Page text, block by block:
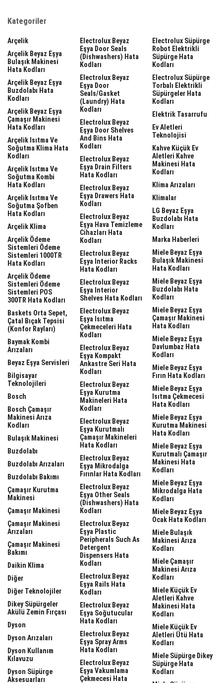
Kategoriler
Arçelik
Arçelik Beyaz Eşya
Bulaşık Makinesi
Hata Kodları
Arçelik Beyaz Eşya
Buzdolabı Hata
Kodları
Arçelik Beyaz Eşya
Çamaşır Makinesi
Hata Kodları
Arçelik Isıtma Ve
Soğutma Klima Hata
Kodları
Arçelik Isıtma Ve
Soğutma Kombi
Hata Kodları
Arçelik Isıtma Ve
Soğutma Şofben
Hata Kodları
Arçelik Klima
Arçelik Ödeme
Sistemleri Ödeme
Sistemleri 1000TR
Hata Kodları
Arçelik Ödeme
Sistemleri Ödeme
Sistemleri POS
300TR Hata Kodları
Baskets Orta Sepet,
Çatal Bıçak Tepsisi
(Konfor Rayları)
Baymak Kombi
Arızaları
Beyaz Eşya Servisleri
Bilgisayar
Teknolojileri
Bosch
Bosch Çamaşır
Makinesi Arıza
Kodları
Bulaşık Makinesi
Buzdolabı
Buzdolabı Arızaları
Buzdolabı Bakımı
Çamaşır Kurutma
Makinesi
Çamaşır Makinesi
Çamaşır Makinesi
Arızaları
Çamaşır Makinesi
Bakımı
Daikin Klima
Diğer
Diğer Teknolojiler
Dikey Süpürgeler
Akülü Zemin Fırçası
Dyson
Dyson Arızaları
Dyson Kullanım
Kılavuzu
Dyson Süpürge
Aksesuarları
Electrolux Beyaz
Eşya Door Seals
(dishwashers) Hata
Kodları
Electrolux Beyaz
Eşya Door
Seals/gasket
(laundry) Hata
Kodları
Electrolux Beyaz
Eşya Door Shelves
And Bins Hata
Kodları
Electrolux Beyaz
Eşya Drain Filters
Hata Kodları
Electrolux Beyaz
Eşya Drawers Hata
Kodları
Electrolux Beyaz
Eşya Hava Temizleme
Cihazları Hata
Kodları
Electrolux Beyaz
Eşya Interior Racks
Hata Kodları
Electrolux Beyaz
Eşya Interior
Shelves Hata Kodları
Electrolux Beyaz
Eşya Isıtma
Çekmeceleri Hata
Kodları
Electrolux Beyaz
Eşya Kompakt
Ankastre Seri Hata
Kodları
Electrolux Beyaz
Eşya Kurutma
Makineleri Hata
Kodları
Electrolux Beyaz
Eşya Kurutmalı
Çamaşır Makineleri
Hata Kodları
Electrolux Beyaz
Eşya Mikrodalga
Fırınlar Hata Kodları
Electrolux Beyaz
Eşya Other Seals
(dishwashers) Hata
Kodları
Electrolux Beyaz
Eşya Plastic
Peripherals Such As
Detergent
Dispensers Hata
Kodları
Electrolux Beyaz
Eşya Rails Hata
Kodları
Electrolux Beyaz
Eşya Soğutucular
Hata Kodları
Electrolux Beyaz
Eşya Spray Arms
Hata Kodları
Electrolux Beyaz
Eşya Vakumlama
Çekmecesi Hata
Electrolux Süpürge
Robot Elektrikli
Süpürge Hata
Kodları
Electrolux Süpürge
Torbalı Elektrikli
Süpürgeler Hata
Kodları
Elektrik Tasarrufu
Ev Aletleri
Teknolojisi
Kahve Küçük Ev
Aletleri Kahve
Makinesi Hata
Kodları
Klima Arızaları
Klimalar
LG Beyaz Eşya
Buzdolabı Hata
Kodları
Marka Haberleri
Miele Beyaz Eşya
Bulaşık Makinesi
Hata Kodları
Miele Beyaz Eşya
Buzdolabı Hata
Kodları
Miele Beyaz Eşya
Çamaşır Makinesi
Hata Kodları
Miele Beyaz Eşya
Davlumbaz Hata
Kodları
Miele Beyaz Eşya
Fırın Hata Kodları
Miele Beyaz Eşya
Isıtma Çekmecesi
Hata Kodları
Miele Beyaz Eşya
Kurutma Makinesi
Hata Kodları
Miele Beyaz Eşya
Kurutmalı Çamaşır
Makinesi Hata
Kodları
Miele Beyaz Eşya
Mikrodalga Hata
Kodları
Miele Beyaz Eşya
Ocak Hata Kodları
Miele Bulaşık
Makinesi Arıza
Kodları
Miele Çamaşır
Makinesi Arıza
Kodları
Miele Küçük Ev
Aletleri Kahve
Makinesi Hata
Kodları
Miele Küçük Ev
Aletleri Ütü Hata
Kodları
Miele Süpürge Dikey
Süpürge Hata
Kodları